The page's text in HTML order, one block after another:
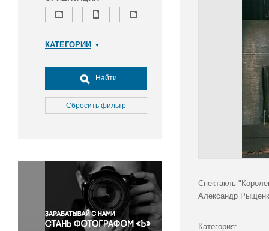
КАТЕГОРИИ
Досуг, туризм и отдых
Культура
Медицина
Окружающая среда
Политика
Правосудие
Происшествия и конфликты
Религия
Найти
Сбросить фильтр
Спектакль
Александр
Категория: